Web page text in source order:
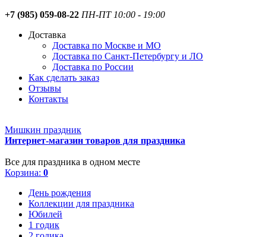
+7 (985) 059-08-22 ПН-ПТ 10:00 - 19:00
Доставка
Доставка по Москве и МО
Доставка по Санкт-Петербургу и ЛО
Доставка по России
Как сделать заказ
Отзывы
Контакты
Мишкин праздник
Интернет-магазин товаров для праздника
Все для праздника в одном месте
Корзина: 0
День рождения
Коллекции для праздника
Юбилей
1 годик